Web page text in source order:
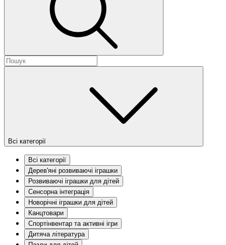
Всі категорії
Всі категорії
Дерев'яні розвиваючі іграшки
Розвиваючі іграшки для дітей
Сенсорна інтеграція
Новорічні іграшки для дітей
Канцтовари
Спортінвентар та активні ігри
Дитяча література